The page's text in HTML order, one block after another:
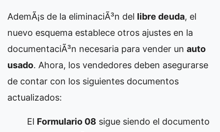
AdemÃ¡s de la eliminaciÃ³n del libre deuda, el
nuevo esquema establece otros ajustes en la
documentaciÃ³n necesaria para vender un auto
usado. Ahora, los vendedores deben asegurarse
de contar con los siguientes documentos
actualizados:
El Formulario 08 sigue siendo el documento